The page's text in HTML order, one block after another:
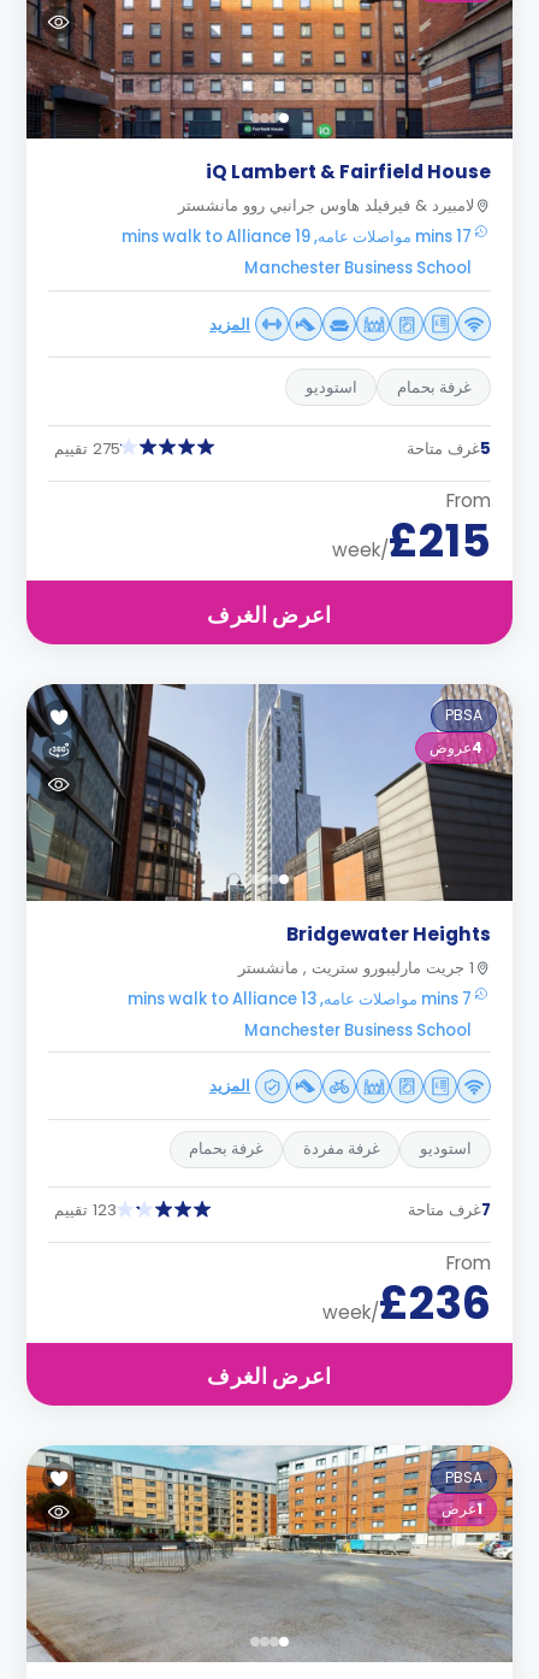
iQ Lambert & Fairfield House
لامبيرد & فيرفيلد هاوس جرانبي روو مانشستر
17 mins مواصلات عامه, 19 mins walk to Alliance
Manchester Business School
المزيد
غرفة بحمام استوديو
5غرف متاحة 275 تقييم
From
£215
/week
اعرض الغرف
PBSA
4عروض
Bridgewater Heights
1 جريت مارليبورو ستريت , مانشستر
7 mins مواصلات عامه, 13 mins walk to Alliance
Manchester Business School
المزيد
استوديو غرفة مفردة غرفة بحمام
7غرف متاحة 123 تقييم
From
£236
/week
اعرض الغرف
PBSA
1عرض